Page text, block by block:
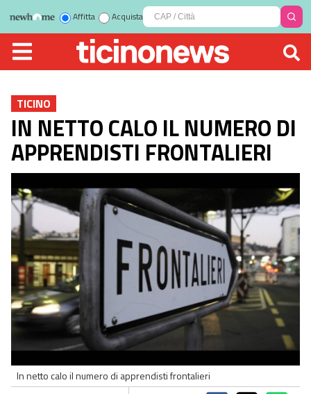
Affitta Acquista
TICINO
IN NETTO CALO IL NUMERO DI
APPRENDISTI FRONTALIERI
In netto calo il numero di apprendisti frontalieri